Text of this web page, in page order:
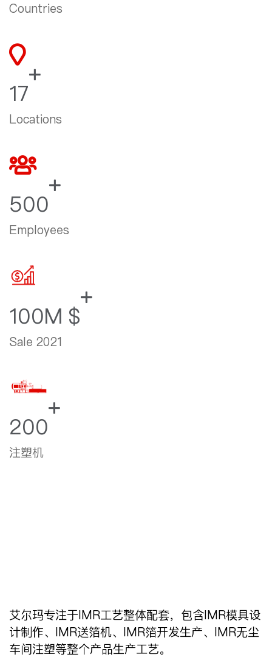
Countries
17
Locations
500
Employees
100M $
Sale 2021
200
注塑机
艾尔玛专注于IMR工艺整体配套，包含IMR模具设
计制作、IMR送箔机、IMR箔开发生产、IMR无尘
车间注塑等整个产品生产工艺。